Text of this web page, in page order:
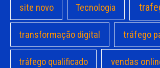
site novo Tecnologia
transformação digital tráfego
tráfego qualificado vendas